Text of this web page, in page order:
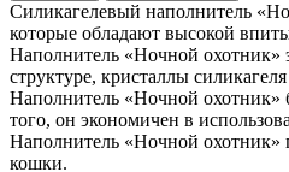
Силикагелевый наполнитель
которые обладают высокой
Наполнитель «Ночной охотник»
структуре, кристаллы
Наполнитель «Ночной охотник»
того, он экономичен в
Наполнитель «Ночной охотник»
кошки.